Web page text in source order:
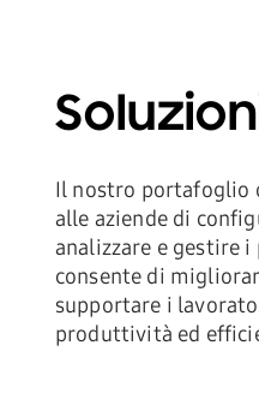
Il nostro portafoglio
alle aziende di
analizzare e gestire
consente di
supportare i
produttività ed